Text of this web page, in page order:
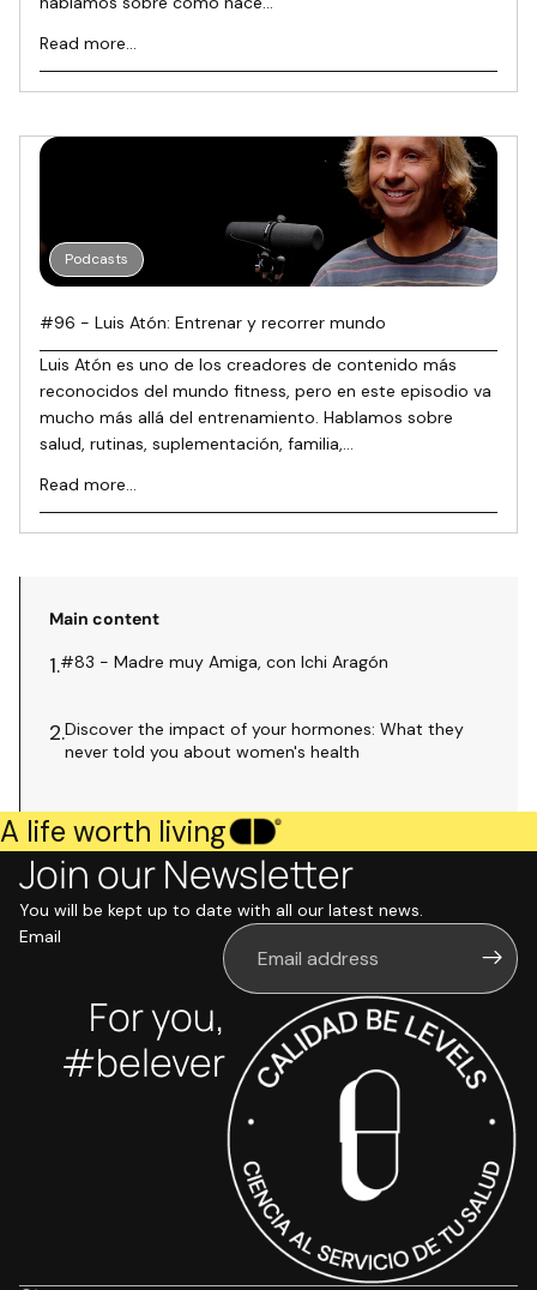
Read more...
Podcasts
#96 - Luis Atón: Entrenar y recorrer mundo
Luis Atón es uno de los creadores de contenido más
reconocidos del mundo fitness, pero en este episodio va
mucho más allá del entrenamiento. Hablamos sobre
salud, rutinas, suplementación, familia,...
Read more...
Main content
1.#83 - Madre muy Amiga, con Ichi Aragón
2.Discover the impact of your hormones: What they
never told you about women's health
A life worth living
Join our Newsletter
You will be kept up to date with all our latest news.
Email
For you,
#belever